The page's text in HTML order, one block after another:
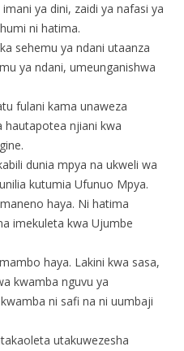
ya dini, zaidi ya nafasi ya
ni hatima.
sehemu ya ndani utaanza
ya ndani, umeunganishwa
fulani kama unaweza
njiani kwa
dunia mpya na ukweli wa
kutumia Ufunuo Mpya.
haya. Ni hatima
imekuleta kwa Ujumbe
haya. Lakini kwa sasa,
kwamba nguvu ya
ni safi na ni uumbaji
utakuwezesha